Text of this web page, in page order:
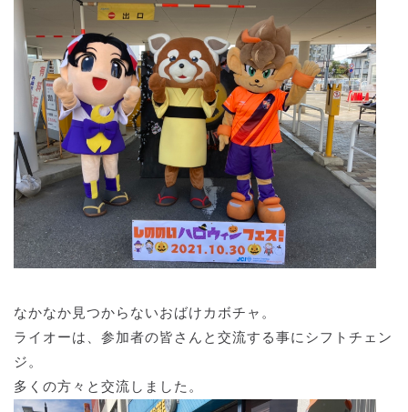
なかなか見つからないおばけカボチャ。
ライオーは、参加者の皆さんと交流する事にシフトチェン
ジ。
多くの方々と交流しました。